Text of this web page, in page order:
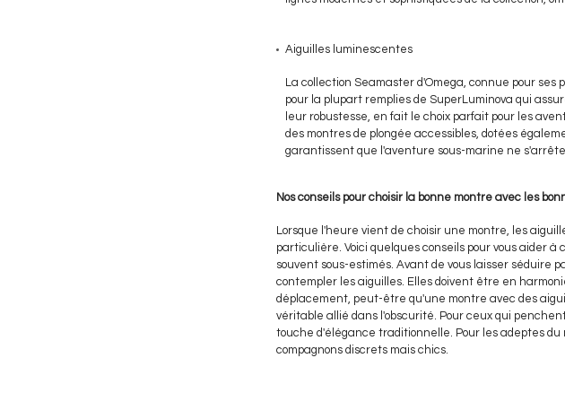
Aiguilles luminescentes
La collection Seamaster d'Omega, connue pour
pour la plupart remplies de SuperLuminova qui
leur robustesse, en fait le choix parfait pour les
des montres de plongée accessibles, dotées
garantissent que l'aventure sous-marine ne
Nos conseils pour choisir la bonne montre avec les
Lorsque l'heure vient de choisir une montre, les
particulière. Voici quelques conseils pour vous aider
souvent sous-estimés. Avant de vous laisser séduire
contempler les aiguilles. Elles doivent être en
déplacement, peut-être qu'une montre avec des
véritable allié dans l'obscurité. Pour ceux qui
touche d'élégance traditionnelle. Pour les adeptes
compagnons discrets mais chics.